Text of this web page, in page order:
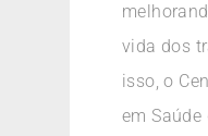
vida dos
isso, o
em